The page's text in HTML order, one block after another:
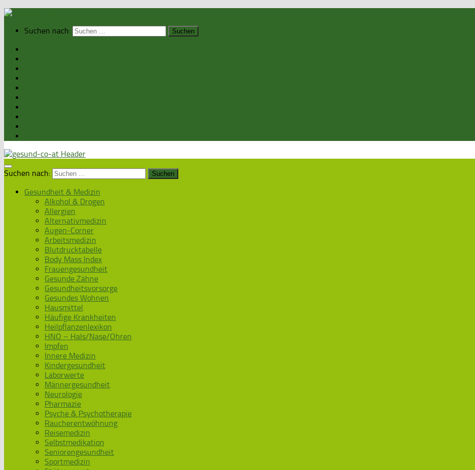
Suchen nach:
Suchen nach:
Gesundheit & Medizin
Alkohol & Drogen
Allergien
Alternativmedizin
Augen-Corner
Arbeitsmedizin
Blutdrucktabelle
Body Mass Index
Frauengesundheit
Gesunde Zähne
Gesundheitsvorsorge
Gesundes Wohnen
Hausmittel
Häufige Krankheiten
Heilpflanzenlexikon
HNO – Hals/Nase/Ohren
Impfen
Innere Medizin
Kindergesundheit
Laborwerte
Männergesundheit
Neurologie
Pharmazie
Psyche & Psychotherapie
Raucherentwöhnung
Reisemedizin
Selbstmedikation
Seniorengesundheit
Sportmedizin